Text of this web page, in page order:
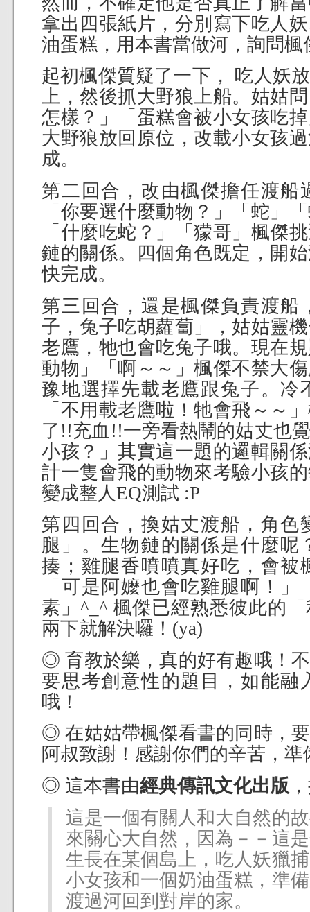
拿出四張紙片，分別寫下吃人
油蛋糕，用本書當做河，詢問
起初楓傑質疑了一下， 吃人妖
上，然後抓大野狼上船。姑姑
怎樣？」「蛋糕會被小女孩吃
大野狼放回原位，改載小女孩
成。
第二回合，改由楓傑擔任渡船
「你要選什麼動物？」「蛇」
「什麼吃蛇？」「獴哥」楓傑
鏈的關係。四個角色既定，開
快完成。
第三回合，還是楓傑負責渡船
子，兔子吃胡蘿蔔」，姑姑靈
老鷹，牠也會吃兔子哦。現在
動物」「啊～～」楓傑不禁大
豫地選擇先載老鷹跟兔子。冷
「不用載老鷹啦！牠會飛～～
了!!充血!!一旁看熱鬧的姑丈也
小孩？」其實這一題的邏輯關
計一隻會飛的動物來考驗小孩
變成整人EQ測試 :P
第四回合，換姑丈渡船，角色
腿」。生物鏈的關係是什麼呢
揍；雞腿香噴噴真好吃，會被
「可是阿嬤也會吃雞腿啊！
素」^_^ 楓傑已經熟悉彼此的
兩下就解決囉！(ya)
◎ 育教於樂，真的好有趣哦！
要思考創意性的題目，如能融
哦！
◎ 在姑姑帶楓傑看書的同時，
阿叔致謝！感謝你們的辛苦，
◎ 這本書由經典傳訊文化出版
這是一個有關人和大自然的
來關心大自然，因為－－這
生長在某個島上，吃人妖獵
小女孩和一個奶油蛋糕，準
渡過河回到對岸的家。